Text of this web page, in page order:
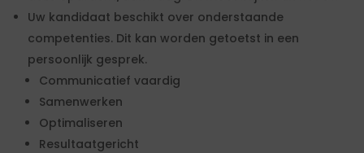
Uw kandidaat beschikt over onderstaande
competenties. Dit kan worden getoetst in een
persoonlijk gesprek.
Communicatief vaardig
Samenwerken
Optimaliseren
Resultaatgericht